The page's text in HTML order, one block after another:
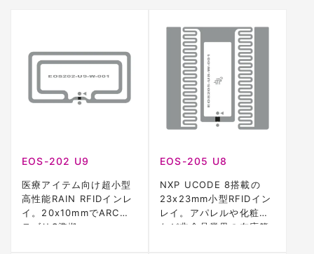
EOS-202 U9
医療アイテム向け超小型
高性能RAIN RFIDインレ
イ。20x10mmでARCカ
テゴリS準拠。
EOS-205 U8
NXP UCODE 8搭載の
23x23mm小型RFIDイン
レイ。アパレルや化粧品
など非食品業界の在庫管